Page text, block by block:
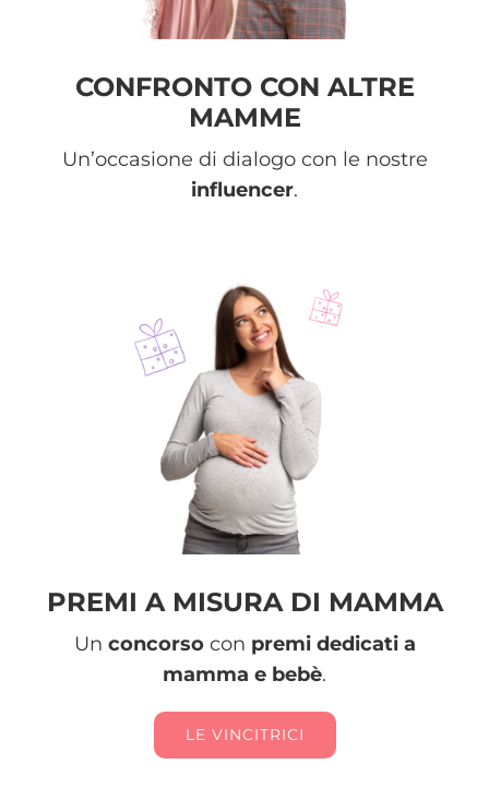
CONFRONTO CON ALTRE
MAMME
Un’occasione di dialogo con le nostre
influencer.
PREMI A MISURA DI MAMMA
Un concorsocon premi dedicati a
mamma e bebè.
LE VINCITRICI